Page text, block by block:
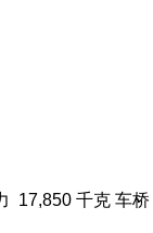
17,850 千克 车桥